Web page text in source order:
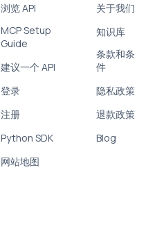
浏览 API
MCP Setup
Guide
建议一个 API
登录
注册
Python SDK
网站地图
关于我们
知识库
条款和条
件
隐私政策
退款政策
Blog